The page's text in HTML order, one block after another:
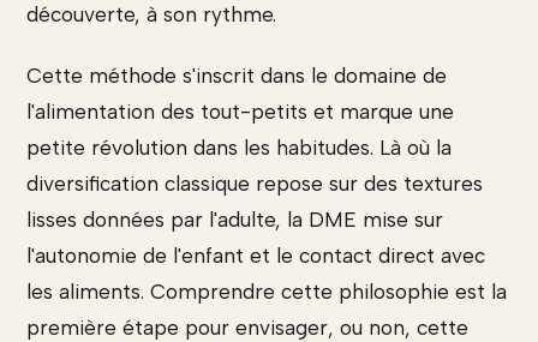
découverte, à son rythme.
Cette méthode s'inscrit dans le domaine de
l'alimentation des tout-petits et marque une
petite révolution dans les habitudes. Là où la
diversification classique repose sur des textures
lisses données par l'adulte, la DME mise sur
l'autonomie de l'enfant et le contact direct avec
les aliments. Comprendre cette philosophie est la
première étape pour envisager, ou non, cette